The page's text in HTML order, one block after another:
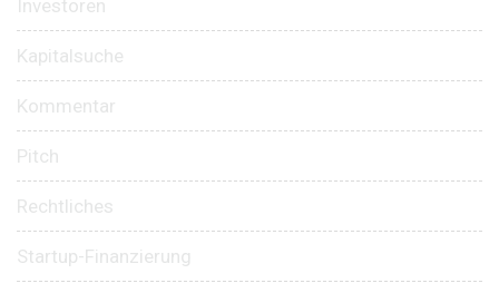
Investoren
Kapitalsuche
Kommentar
Pitch
Rechtliches
Startup-Finanzierung